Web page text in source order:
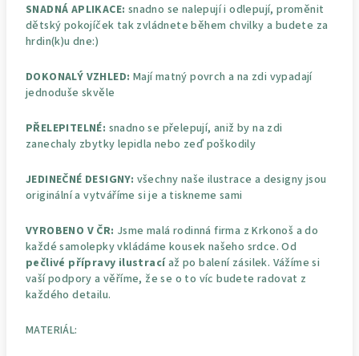
SNADNÁ APLIKACE: snadno se nalepují i odlepují, proměnit
dětský pokojíček tak zvládnete během chvilky a budete za
hrdin(k)u dne:)
DOKONALÝ VZHLED: Mají matný povrch a na zdi vypadají
jednoduše skvěle
PŘELEPITELNÉ: snadno se přelepují, aniž by na zdi
zanechaly zbytky lepidla nebo zeď poškodily
JEDINEČNÉ DESIGNY: všechny naše ilustrace a designy jsou
originální a vytváříme si je a tiskneme sami
VYROBENO V ČR: Jsme malá rodinná firma z Krkonoš a do
každé samolepky vkládáme kousek našeho srdce. Od
pečlivé přípravy ilustracíaž po balení zásilek. Vážíme si
vaší podpory a věříme, že se o to víc budete radovat z
každého detailu.
MATERIÁL: